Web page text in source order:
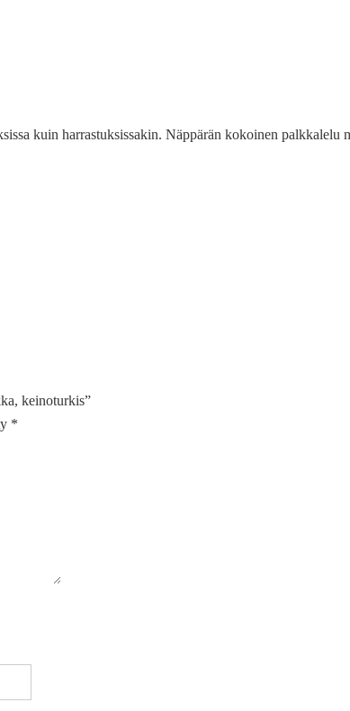
kuin harrastuksissakin. Näppärän kokoinen
keinoturkis”
*